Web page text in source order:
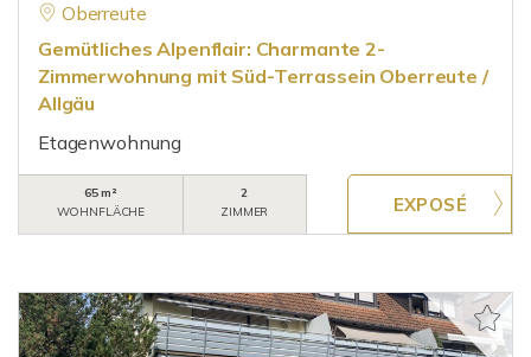
Oberreute
Gemütliches Alpenflair: Charmante 2-
Zimmerwohnung mit Süd-Terrassein Oberreute /
Allgäu
Etagenwohnung
65 m²
WOHNFLÄCHE
2
ZIMMER